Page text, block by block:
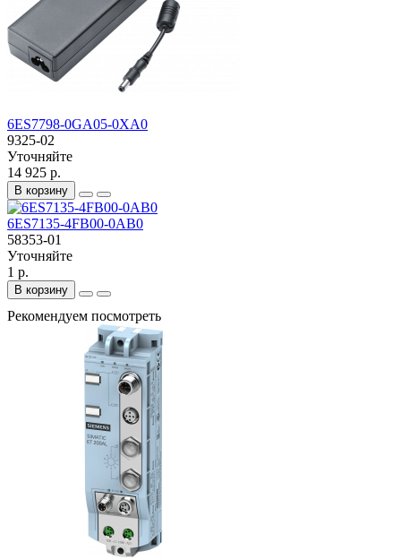
6ES7798-0GA05-0XA0
9325-02
Уточняйте
14 925 р.
В корзину
6ES7135-4FB00-0AB0
58353-01
Уточняйте
1 р.
В корзину
Рекомендуем посмотреть